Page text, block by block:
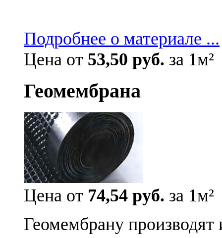
Подробнее о материале ...
Цена от 53,50 руб. за 1м²
Геомембрана
Цена от 74,54 руб. за 1м²
Геомембрану производят